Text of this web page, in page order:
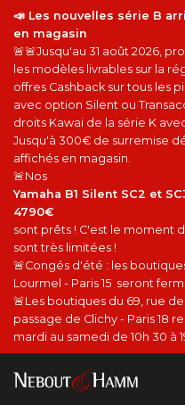
📣 Les nouvelles série B
en magasin
🚨🚨Jusqu'au 31 août 2026,
les modèles livrables sur la
offres Cashback sur tous les
avec option Silent ou
droits Kawai de la série K
Jusqu'à 300€ de surremise
affichés en magasin.
🚨Nos
Yamaha B1 Silent SC2 et
4790€
sont prêts ! C'est le moment
sont très limitées !
🚨Congés d'été : les
Lourmel - Paris 15 seront
🚨Les boutiques du 69, rue
passage de Clichy - Paris 18
mardi au samedi de 10h 30 à